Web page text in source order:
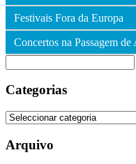
Festivais Fora da Europa
Concertos na Passagem
Categorias
Categorias
Arquivo